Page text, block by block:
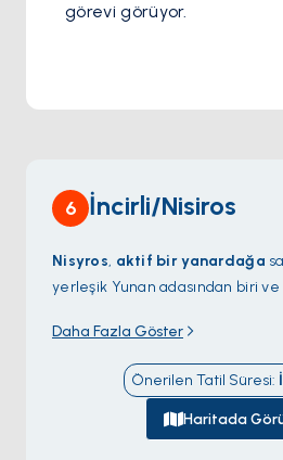
görevi görüyor.
6 İncirli/Nisiros
Nisyros, aktif bir yanardağa
yerleşik Yunan adasından biri
genişliğinde ve 260 metre
son kez 1888'de
yanı başınızda durabileceğiniz
Mandrakiliman
kalma Aziz Yuhanna Şövalyeleri
Daha Fazla Göster
Önerilen Tatil Süresi:
Haritada